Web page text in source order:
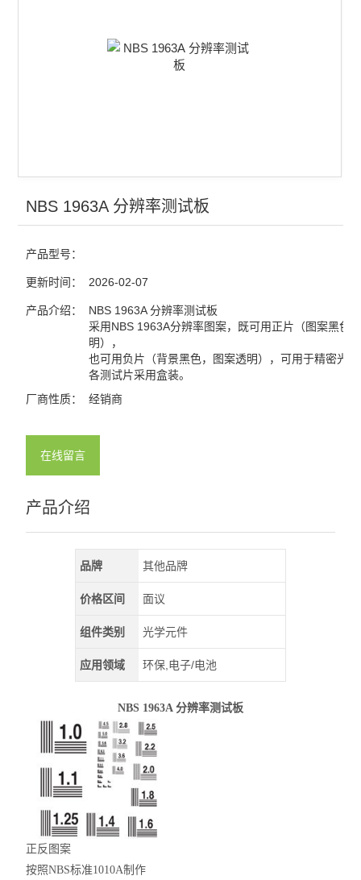
查看全部 >>
NBS 1963A 分辨率测试板
产品型号：
更新时间： 2026-02-07
产品介绍：
NBS 1963A 分辨率测试板
采用NBS 1963A分辨率图案，既可用正片（图案黑色
明），
也可用负片（背景黑色，图案透明），可用于精密光
各测试片采用盒装。
厂商性质：
经销商
在线留言
产品介绍
品牌 其他品牌
价格区间 面议
组件类别 光学元件
应用领域 环保,电子/电池
NBS 1963A 分辨率测试板
正反图案
按照NBS标准1010A制作